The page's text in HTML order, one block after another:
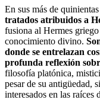
En sus más de
tratados atribuidos a
fusiona al Hermes
conocimiento divino.
donde se entrelazan
profunda reflexión
filosofía platónica,
pesar de su antigüedad,
interesados en las raíces